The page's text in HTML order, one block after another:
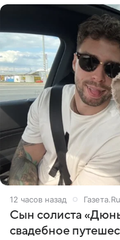
12 часов назад Газета.Ru
Сын солиста
свадебное